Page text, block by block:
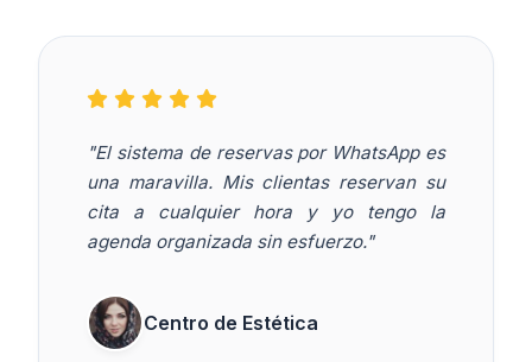
"El sistema de reservas por WhatsApp es
una maravilla. Mis clientas reservan su
cita a cualquier hora y yo tengo la
agenda organizada sin esfuerzo."
Centro de Estética